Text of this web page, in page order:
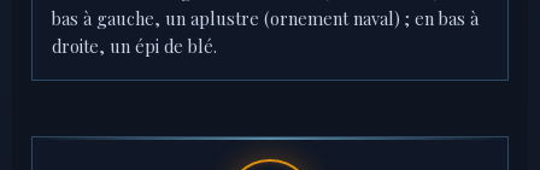
bas à gauche, un aplustre (ornement naval) ; en bas à
droite, un épi de blé.